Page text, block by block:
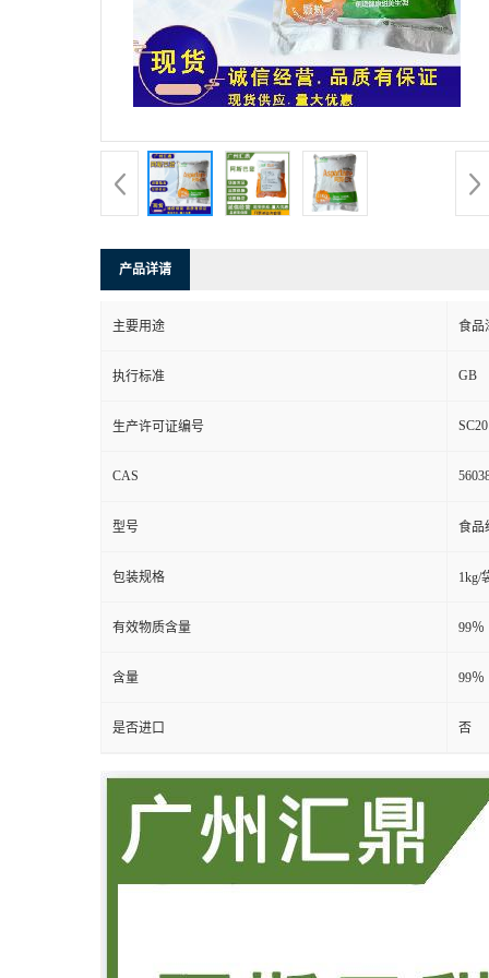
产品详请
主要用途 食品
执行标准 GB
生产许可证编号
CAS
型号 食品
包装规格 1kg/
有效物质含量 99％
含量 99％
是否进口 否